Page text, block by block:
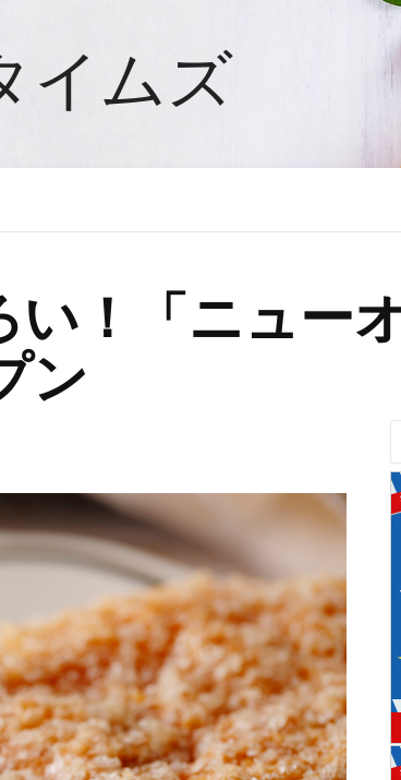
イムズ
！「ニュー
ン